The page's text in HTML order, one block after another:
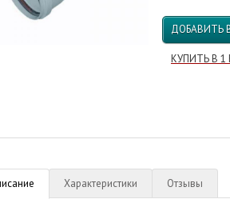
ДОБАВИТЬ
КУПИТЬ В 1
Характеристики Отзывы